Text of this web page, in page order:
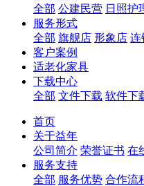
全部 公建民营 日照护
服务形式
全部 旗舰店 形象店 连
客户案例
适老化家具
下载中心
全部 文件下载 软件下
首页
关于益年
公司简介 荣誉证书 在
服务支持
全部 服务优势 合作流